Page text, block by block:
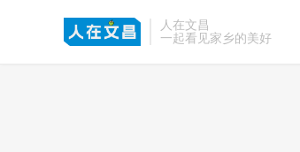
人在文昌
一起看见家乡的美好